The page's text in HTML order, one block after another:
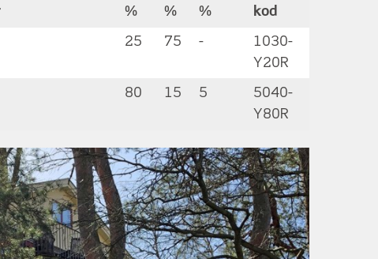
%
%
%
kod
25 75 -
1030-
Y20R
80 15 5
5040-
Y80R